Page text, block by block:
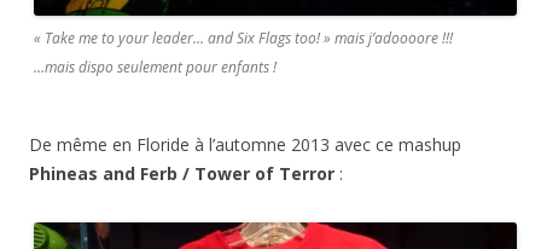
« Take me to your leader… and Six Flags too!» mais j’adoooore !!!
…mais dispo seulement pour enfants !
De même en Floride à l’automne 2013 avec ce mashup
Phineas and Ferb / Tower of Terror :